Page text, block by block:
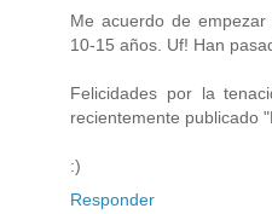
Me acuerdo de
10-15 años. Uf! Han
Felicidades por la
recientemente publicado
:)
Responder